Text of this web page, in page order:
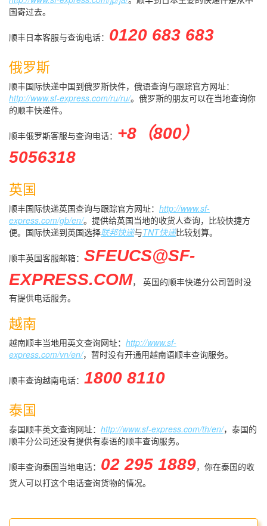
国寄过去。
顺丰日本客服与查询电话： 0120 683 683
俄罗斯
顺丰国际快递中国到俄罗斯快件，俄语查询与跟踪官方网址：
http://www.sf-express.com/ru/ru/。俄罗斯的朋友可以在当地查询你
的顺丰快递件。
顺丰俄罗斯客服与查询电话： +8（800）
5056318
英国
顺丰国际快递英国查询与跟踪官方网址： http://www.sf-
express.com/gb/en/。提供给英国当地的收货人查询，比较快捷方
便。国际快递到英国选择联邦快递与TNT快递比较划算。
顺丰英国客服邮箱： SFEUCS@SF-
EXPRESS.COM， 英国的顺丰快递分公司暂时没
有提供电话服务。
越南
越南顺丰当地用英文查询网址： http://www.sf-
express.com/vn/en/，暂时没有开通用越南语顺丰查询服务。
顺丰查询越南电话： 1800 8110
泰国
泰国顺丰英文查询网址： http://www.sf-express.com/th/en/，泰国的
顺丰分公司还没有提供有泰语的顺丰查询服务。
顺丰查询泰国当地电话： 02 295 1889，你在泰国的收
货人可以打这个电话查询货物的情况。